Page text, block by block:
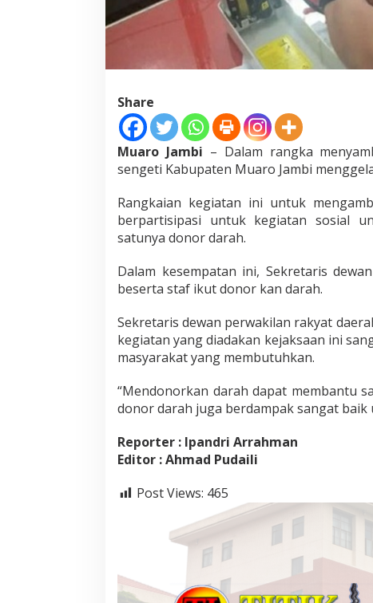
u
r
o
J
b
i
I
k
u
D
o
n
k
a
n
a
r
a
Share
Muaro Jambi – Dalam rangka
sengeti Kabupaten Muaro Jambi
Rangkaian kegiatan ini untuk
berpartisipasi untuk kegiatan sosial
satunya donor darah.
Dalam kesempatan ini, Sekretaris
beserta staf ikut donor kan darah.
Sekretaris dewan perwakilan rakyat
kegiatan yang diadakan kejaksaan ini
masyarakat yang membutuhkan.
“Mendonorkan darah dapat membantu
donor darah juga berdampak sangat baik
Reporter : Ipandri Arrahman
Editor : Ahmad Pudaili
Post Views: 465